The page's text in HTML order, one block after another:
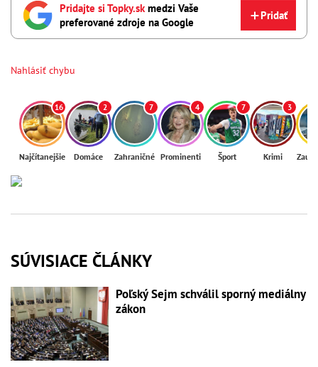
Pridajte si Topky.sk medzi Vaše
preferované zdroje na Google
Pridať
Nahlásiť chybu
16
Najčítanejšie
2
Domáce
7
Zahraničné
4
Prominenti
7
Šport
3
Krimi
SÚVISIACE ČLÁNKY
Poľský Sejm schválil sporný mediálny
zákon